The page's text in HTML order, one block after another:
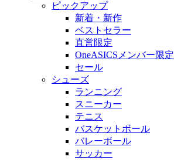
ピックアップ
新着・新作
ベストセラー
直営限定
OneASICSメンバー限定
セール
シューズ
ランニング
スニーカー
テニス
バスケットボール
バレーボール
サッカー